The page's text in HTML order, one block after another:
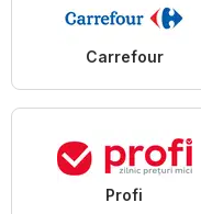
Carrefour
Profi